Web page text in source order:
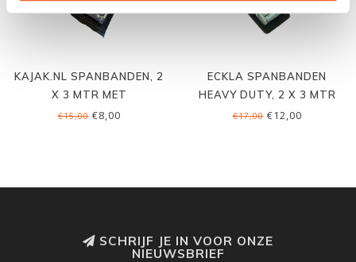
KAJAK.NL SPANBANDEN, 2
X 3 MTR MET
BESCHERMING
€15,00€8,00
ECKLA SPANBANDEN
HEAVY DUTY, 2 X 3 MTR
€17,00€12,00
SCHRIJF JE IN VOOR ONZE
NIEUWSBRIEF